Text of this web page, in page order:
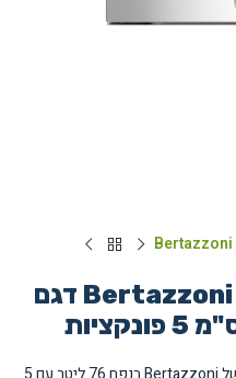
תנור אפייה בנוי חשמלי Bertazzoni דגם